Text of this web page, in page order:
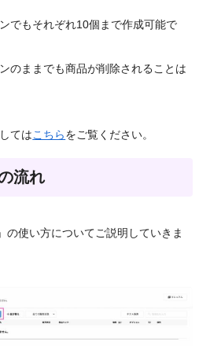
でもそれぞれ10個まで作成可能で
のままでも商品が削除されることは
てはこちらをご覧ください。
流れ
の使い方についてご説明していきま